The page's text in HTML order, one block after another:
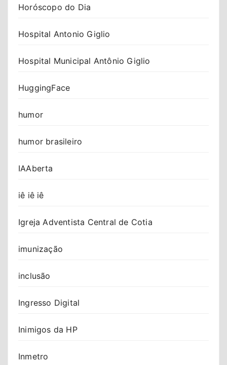
Horóscopo do Dia
Hospital Antonio Giglio
Hospital Municipal Antônio Giglio
HuggingFace
humor
humor brasileiro
IAAberta
iê iê iê
Igreja Adventista Central de Cotia
imunização
inclusão
Ingresso Digital
Inimigos da HP
Inmetro